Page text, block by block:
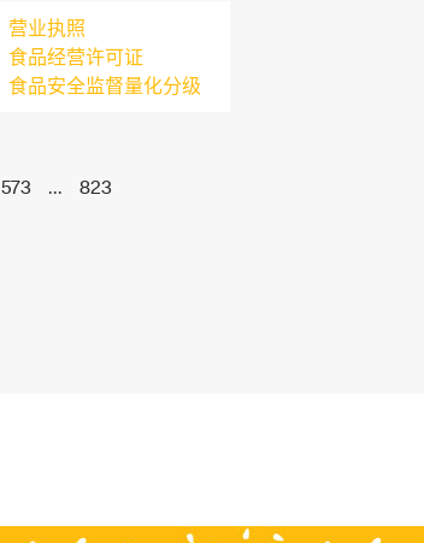
营业执照
食品经营许可证
食品安全监督量化分级
573 ... 823